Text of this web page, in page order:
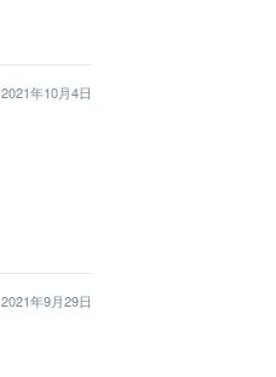
2021年10月4日
2021年9月29日